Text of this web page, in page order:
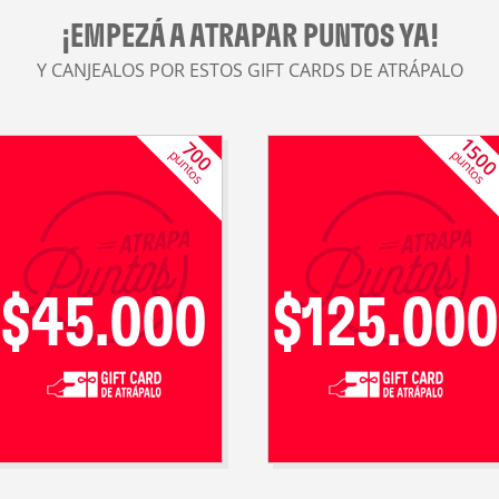
¡EMPEZÁ A ATRAPAR PUNTOS YA!
Y CANJEALOS POR ESTOS GIFT CARDS DE ATRÁPALO
$45.000
700
puntos
$125.000
puntos